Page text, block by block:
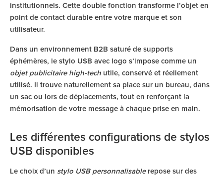
institutionnels. Cette double fonction transforme l’objet en
point de contact durable entre votre marque et son
utilisateur.
Dans un environnement B2B saturé de supports
éphémères, le stylo USB avec logo s’impose comme un
objet publicitaire high-tech utile, conservé et réellement
utilisé. Il trouve naturellement sa place sur un bureau, dans
un sac ou lors de déplacements, tout en renforçant la
mémorisation de votre message à chaque prise en main.
Les différentes configurations de stylos
USB disponibles
Le choix d’un stylo USB personnalisablerepose sur des